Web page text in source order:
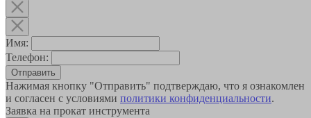
Имя:
Телефон:
Отправить
Нажимая кнопку "Отправить" подтверждаю, что я ознакомлен
и согласен с условиями политики конфиденциальности.
Заявка на прокат инструмента